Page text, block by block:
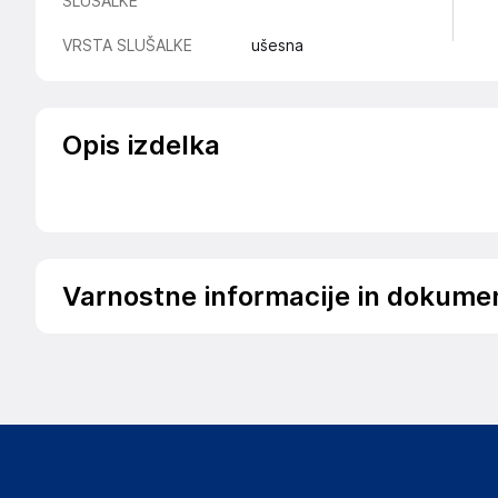
VRSTA SLUŠALKE ušesna
Opis izdelka
Varnostne informacije in